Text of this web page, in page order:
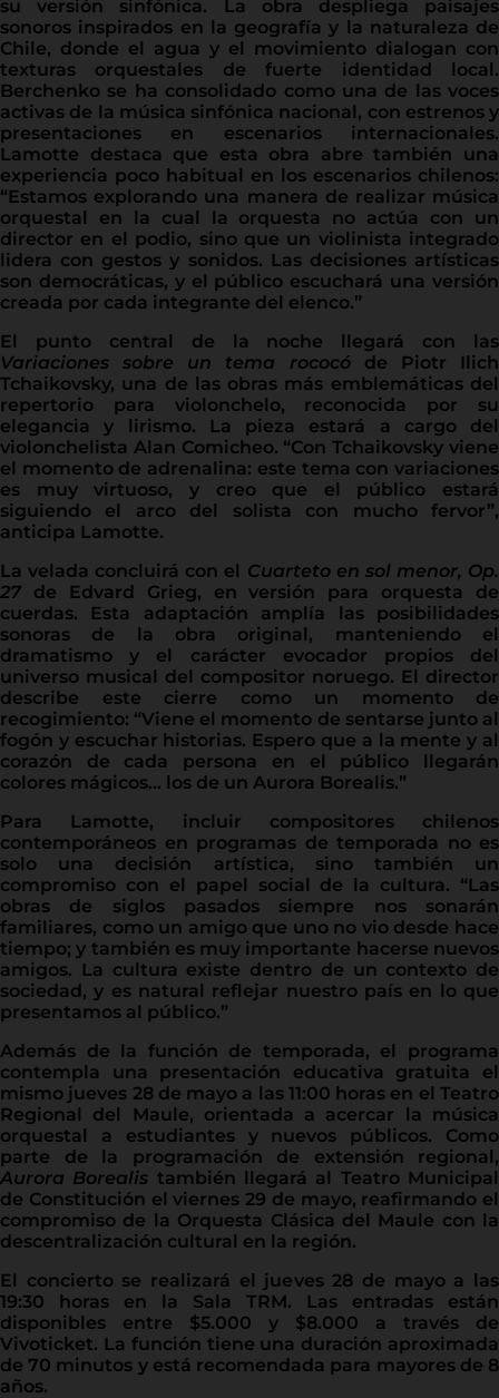
su versión sinfónica. La obra despliega paisajes
sonoros inspirados en la geografía y la naturaleza de
Chile, donde el agua y el movimiento dialogan con
texturas orquestales de fuerte identidad local.
Berchenko se ha consolidado como una de las voces
activas de la música sinfónica nacional, con estrenos y
presentaciones en escenarios internacionales.
Lamotte destaca que esta obra abre también una
experiencia poco habitual en los escenarios chilenos:
“Estamos explorando una manera de realizar música
orquestal en la cual la orquesta no actúa con un
director en el podio, sino que un violinista integrado
lidera con gestos y sonidos. Las decisiones artísticas
son democráticas, y el público escuchará una versión
creada por cada integrante del elenco.”
El punto central de la noche llegará con las
Variaciones sobre un tema rococóde Piotr Ilich
Tchaikovsky, una de las obras más emblemáticas del
repertorio para violonchelo, reconocida por su
elegancia y lirismo. La pieza estará a cargo del
violonchelista Alan Comicheo. “Con Tchaikovsky viene
el momento de adrenalina: este tema con variaciones
es muy virtuoso, y creo que el público estará
siguiendo el arco del solista con mucho fervor”,
anticipa Lamotte.
La velada concluirá con el Cuarteto en sol menor, Op.
27 de Edvard Grieg, en versión para orquesta de
cuerdas. Esta adaptación amplía las posibilidades
sonoras de la obra original, manteniendo el
dramatismo y el carácter evocador propios del
universo musical del compositor noruego. El director
describe este cierre como un momento de
recogimiento: “Viene el momento de sentarse junto al
fogón y escuchar historias. Espero que a la mente y al
corazón de cada persona en el público llegarán
colores mágicos… los de un Aurora Borealis.”
Para Lamotte, incluir compositores chilenos
contemporáneos en programas de temporada no es
solo una decisión artística, sino también un
compromiso con el papel social de la cultura. “Las
obras de siglos pasados siempre nos sonarán
familiares, como un amigo que uno no vio desde hace
tiempo; y también es muy importante hacerse nuevos
amigos. La cultura existe dentro de un contexto de
sociedad, y es natural reflejar nuestro país en lo que
presentamos al público.”
Además de la función de temporada, el programa
contempla una presentación educativa gratuita el
mismo jueves 28 de mayo a las 11:00 horas en el Teatro
Regional del Maule, orientada a acercar la música
orquestal a estudiantes y nuevos públicos. Como
parte de la programación de extensión regional,
Aurora Borealis también llegará al Teatro Municipal
de Constitución el viernes 29 de mayo, reafirmando el
compromiso de la Orquesta Clásica del Maule con la
descentralización cultural en la región.
El concierto se realizará el jueves 28 de mayo a las
19:30 horas en la Sala TRM. Las entradas están
disponibles entre $5.000 y $8.000 a través de
Vivoticket. La función tiene una duración aproximada
de 70 minutos y está recomendada para mayores de 8
años.